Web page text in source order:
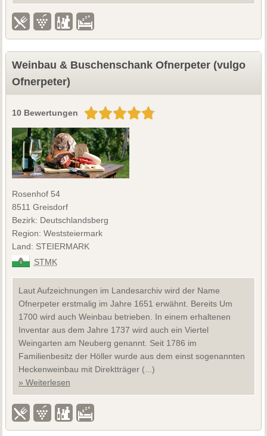
Weinbau & Buschenschank Ofnerpeter (vulgo
Ofnerpeter)
10 Bewertungen
Rosenhof 54
8511 Greisdorf
Bezirk: Deutschlandsberg
Region: Weststeiermark
Land: STEIERMARK
STMK
Laut Aufzeichnungen im Landesarchiv wird der Name
Ofnerpeter erstmalig im Jahre 1651 erwähnt. Bereits Um
1700 wird auch Weinbau betrieben. In einem erhaltenen
Inventar aus dem Jahre 1737 wird auch ein Viertel
Weingarten am Neuberg genannt. Seit 1786 im
Familienbesitz der Höller wurde aus dem einst sogenannten
Heckenweinbau mit Direktträger (...)
» Weiterlesen